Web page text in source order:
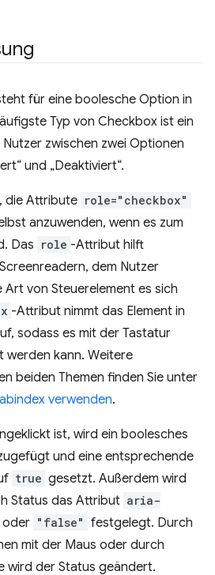
für eine boolesche Option in
Typ von Checkbox ist ein
zwischen zwei Optionen
und „Deaktiviert“.
die Attribute role="checkbox"
anzuwenden, wenn es zum
Das role -Attribut hilft
dem Nutzer
Art von Steuerelement es sich
-Attribut nimmt das Element in
sodass es mit der Tastatur
kann. Weitere
beiden Themen finden Sie unter
verwenden.
ist, wird ein boolesches
und eine entsprechende
true gesetzt. Außerdem wird
Status das Attribut aria-
oder "false" festgelegt. Durch
mit der Maus oder durch
wird der Status geändert.